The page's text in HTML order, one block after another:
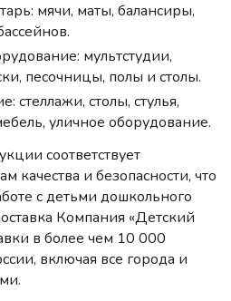
мячи, маты, балансиры,
мультстудии,
песочницы, полы и столы.
стеллажи, столы, стулья,
уличное оборудование.
соответствует
качества и безопасности, что
с детьми дошкольного
Компания «Детский
в более чем 10 000
включая все города и